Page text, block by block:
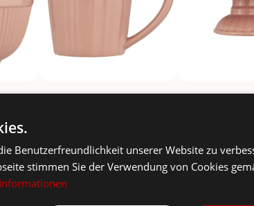
€
TOPSELLER
Benutzerfreundlichkeit unserer Website zu
stimmen Sie der Verwendung von Cookies